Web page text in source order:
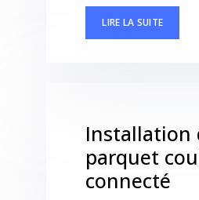
LIRE LA SUITE
Installation
parquet
connecté